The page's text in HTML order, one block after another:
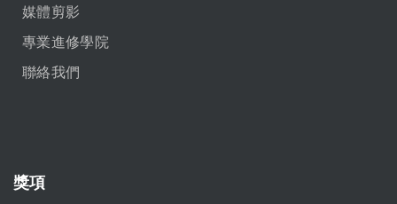
媒體剪影
專業進修學院
聯絡我們
獎項